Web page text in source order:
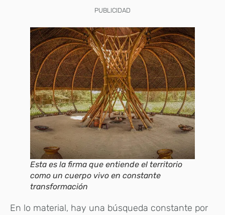
PUBLICIDAD
Esta es la firma que entiende el territorio
como un cuerpo vivo en constante
transformación
En lo material, hay una búsqueda constante por